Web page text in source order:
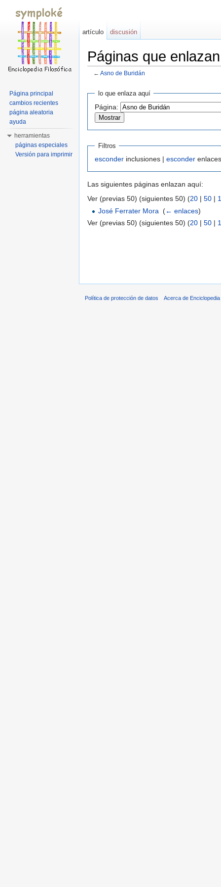
Páginas que
← Asno de Buridán
lo que enlaza aquí
Página:
Filtros
esconder inclusiones | esconder
Las siguientes páginas enlazan aquí:
Ver (previas 50) (siguientes 50) (20 | 50 |
José Ferrater Mora (← enlaces)
Ver (previas 50) (siguientes 50) (20 | 50 |
artículo discusión
Página principal
cambios recientes
página aleatoria
ayuda
herramientas
páginas especiales
Versión para imprimir
Política de protección de datos Acerca de